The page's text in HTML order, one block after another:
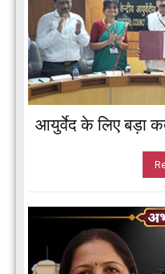
आयुर्वेद के लिए बड़ा